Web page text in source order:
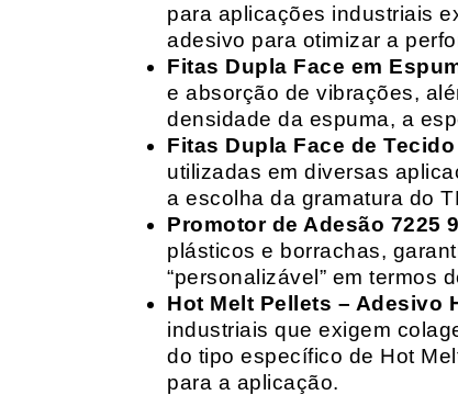
para aplicações industriais
adesivo para otimizar a
Fitas Dupla Face em
e absorção de vibrações,
densidade da espuma, a
Fitas Dupla Face de
utilizadas em diversas
a escolha da gramatura do
Promotor de Adesão 7225
plásticos e borrachas,
“personalizável” em termos
Hot Melt Pellets – Adesivo
industriais que exigem
do tipo específico de Hot
para a aplicação.